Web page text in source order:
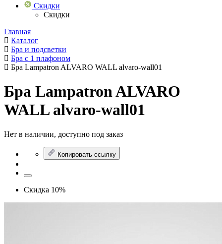
Скидки
Скидки
Главная
Каталог
Бра и подсветки
Бра с 1 плафоном
Бра Lampatron ALVARO WALL alvaro-wall01
Бра Lampatron ALVARO
WALL alvaro-wall01
Нет в наличии, доступно под заказ
Копировать ссылку
Скидка 10%